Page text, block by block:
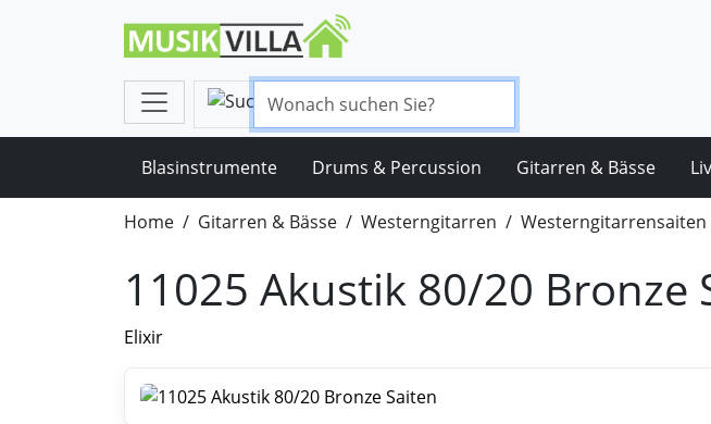
Blasinstrumente Drums & Percussion Gitarren & Bässe
Home Gitarren & Bässe Westerngitarren Westerngitarrensaiten
11025 Akustik 80/20 Bronze
Elixir